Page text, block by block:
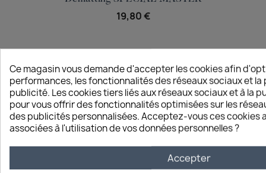
19,80 €
PROFITEZ DE NOS OFFRES SPÉCIALES
Recevez notre
newsletter
Ce magasin vous demande d'accepter les cookies afin
performances, les fonctionnalités des réseaux sociaux et la
publicité. Les cookies tiers liés aux réseaux sociaux et à la
pour vous offrir des fonctionnalités optimisées sur les
des publicités personnalisées. Acceptez-vous ces cookies
associées à l'utilisation de vos données personnelles ?
Accepter